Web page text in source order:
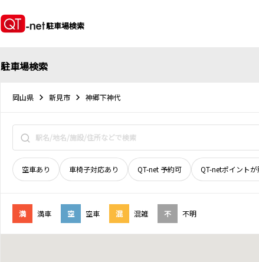
駐車場検索
駐車場検索
岡山県 新見市 神郷下神代
空車あり 車椅子対応あり QT-net 予約可 QT-netポイントが
満 満車 空 空車 混 混雑 不 不明